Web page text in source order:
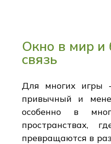
Окно в мир и
связь
Для многих игры
привычный и
особенно в
пространствах,
превращаются в